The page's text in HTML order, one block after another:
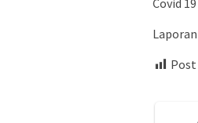
Covid
Post